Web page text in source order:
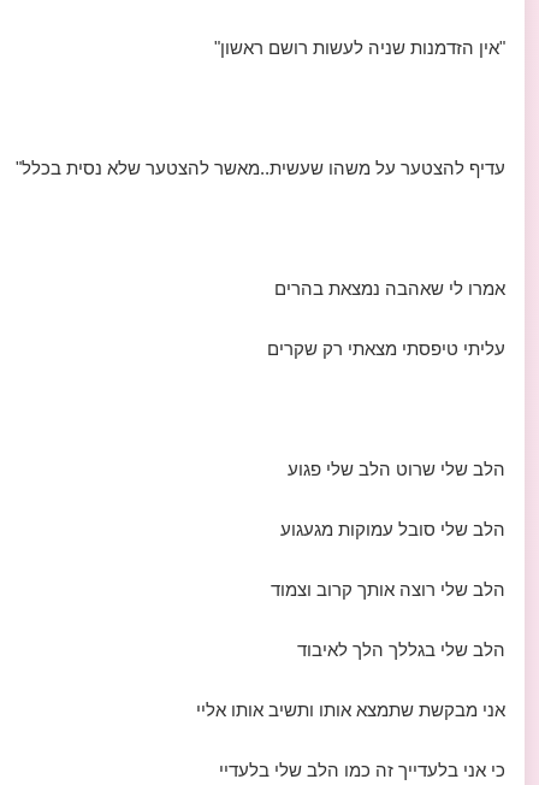
"אין הזדמנות שניה לעשות רושם ראשון"
עדיף להצטער על משהו שעשית..מאשר להצטער שלא נסית בכלל"
אמרו לי שאהבה נמצאת בהרים
עליתי טיפסתי מצאתי רק שקרים
הלב שלי שרוט הלב שלי פגוע
הלב שלי סובל עמוקות מגעגוע
הלב שלי רוצה אותך קרוב וצמוד
הלב שלי בגללך הלך לאיבוד
אני מבקשת שתמצא אותו ותשיב אותו אליי
כי אני בלעדייך זה כמו הלב שלי בלעדיי